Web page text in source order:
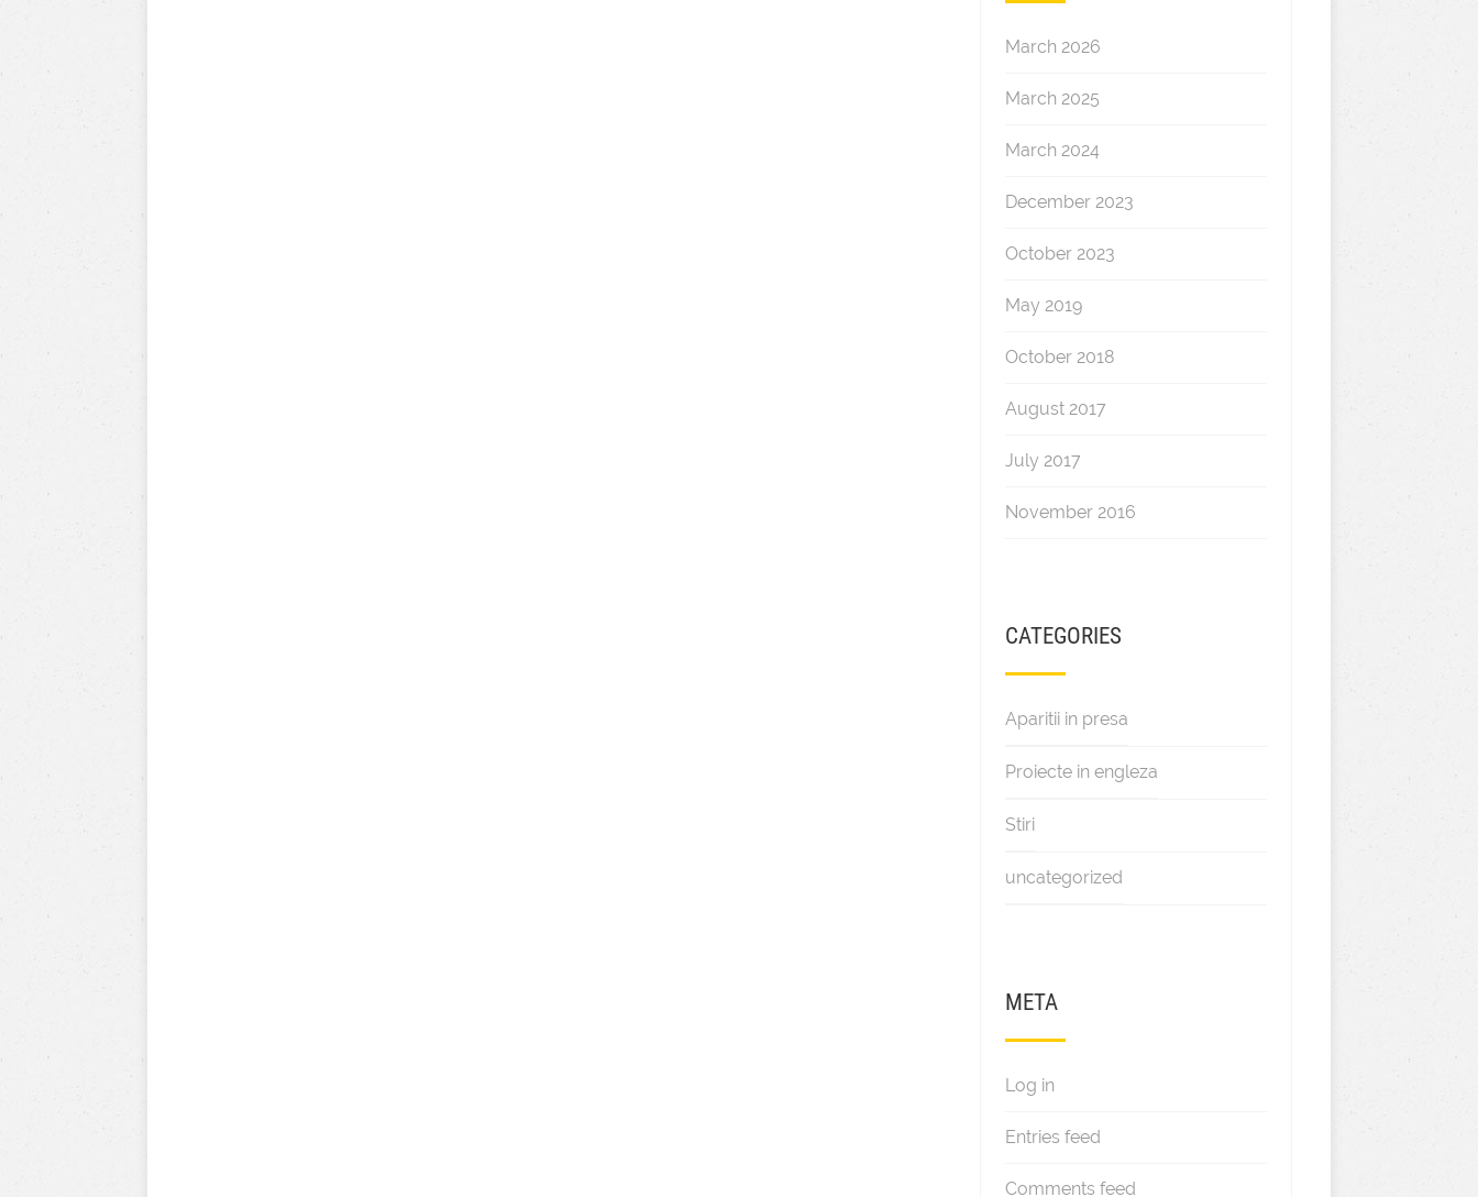
March 2026
March 2025
March 2024
December 2023
October 2023
May 2019
October 2018
August 2017
July 2017
November 2016
CATEGORIES
Aparitii in presa
Proiecte in engleza
Stiri
uncategorized
META
Log in
Entries feed
Comments feed